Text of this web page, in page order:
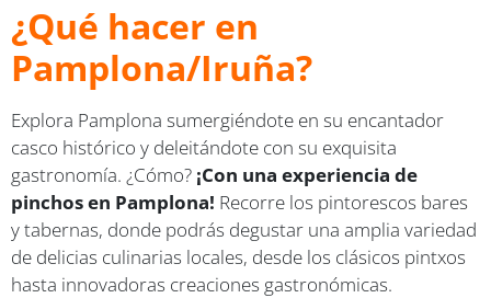
¿Qué hacer en
Pamplona/Iruña?
Explora Pamplona sumergiéndote en su encantador
casco histórico y deleitándote con su exquisita
gastronomía. ¿Cómo? ¡Con una experiencia de
pinchos en Pamplona! Recorre los pintorescos bares
y tabernas, donde podrás degustar una amplia variedad
de delicias culinarias locales, desde los clásicos pintxos
hasta innovadoras creaciones gastronómicas.